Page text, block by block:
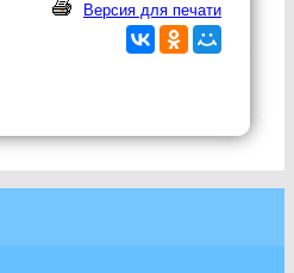
Версия для печати